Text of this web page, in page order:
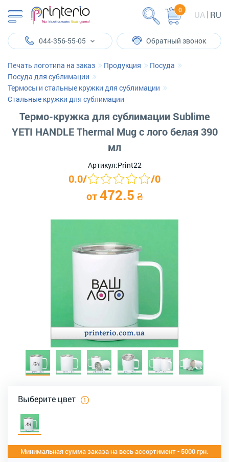
UA RU
0
044-356-55-05 Обратный звонок
Печать логотипа на заказ Продукция
Посуда
Посуда для сублимации
Термосы и стальные кружки для сублимации
Стальные кружки для сублимации
Термо-кружка для сублимации Sublime
YETI HANDLE Thermal Mug с лого белая 390
мл
Артикул:Print22
0.0/ /0
от472.5 ₴
Выберите цвет
Минимальная сумма заказа на весь ассортимент - 5000 грн.